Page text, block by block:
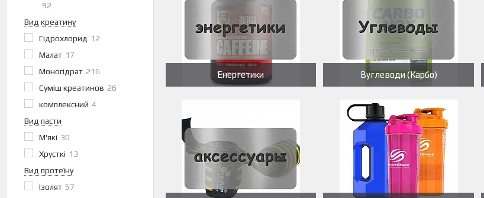
92
Вид креатину
Гідрохлорид 12
Малат 17
Моногідрат 216
Суміш креатинов 26
комплексний 4
Вид пасти
М'які 30
Хрусткі 13
Вид протеїну
Ізолят 57
Енергетики Вуглеводи (Карбо)